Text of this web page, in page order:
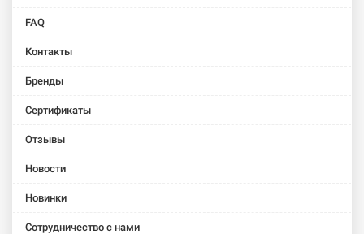
FAQ
Контакты
Бренды
Сертификаты
Отзывы
Новости
Новинки
Сотрудничество с нами